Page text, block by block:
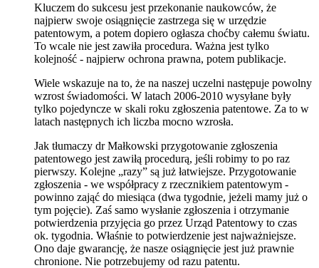
Kluczem do sukcesu jest przekonanie naukowców, że
najpierw swoje osiągnięcie zastrzega się w urzędzie
patentowym, a potem dopiero ogłasza choćby całemu światu.
To wcale nie jest zawiła procedura. Ważna jest tylko
kolejność - najpierw ochrona prawna, potem publikacje.
Wiele wskazuje na to, że na naszej uczelni następuje powolny
wzrost świadomości. W latach 2006-2010 wysyłane były
tylko pojedyncze w skali roku zgłoszenia patentowe. Za to w
latach następnych ich liczba mocno wzrosła.
Jak tłumaczy dr Małkowski przygotowanie zgłoszenia
patentowego jest zawiłą procedurą, jeśli robimy to po raz
pierwszy. Kolejne „razy” są już łatwiejsze. Przygotowanie
zgłoszenia - we współpracy z rzecznikiem patentowym -
powinno zająć do miesiąca (dwa tygodnie, jeżeli mamy już o
tym pojęcie). Zaś samo wysłanie zgłoszenia i otrzymanie
potwierdzenia przyjęcia go przez Urząd Patentowy to czas
ok. tygodnia. Właśnie to potwierdzenie jest najważniejsze.
Ono daje gwarancję, że nasze osiągnięcie jest już prawnie
chronione. Nie potrzebujemy od razu patentu.